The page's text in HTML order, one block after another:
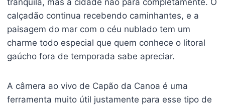
calçadão continua recebendo caminhantes, e a
paisagem do mar com o céu nublado tem um
charme todo especial que quem conhece o litoral
gaúcho fora de temporada sabe apreciar.
A câmera ao vivo de Capão da Canoa é uma
ferramenta muito útil justamente para esse tipo de